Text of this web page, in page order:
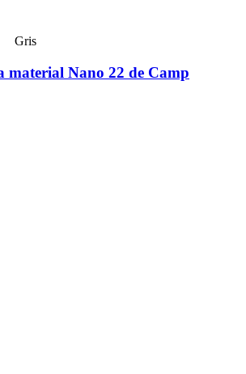
Gris
material Nano 22 de Camp